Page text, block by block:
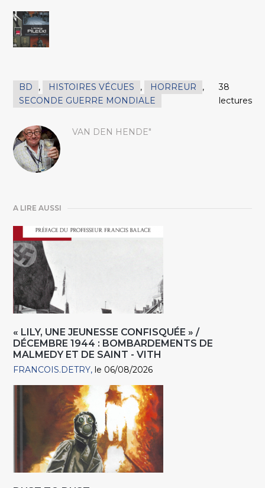
BD , HISTOIRES VÉCUES , HORREUR
,
SECONDE GUERRE MONDIALE
38
lectures
VAN DEN HENDE"
A LIRE AUSSI
« LILY, UNE JEUNESSE CONFISQUÉE » /
DÉCEMBRE 1944 : BOMBARDEMENTS DE
MALMEDY ET DE SAINT - VITH
FRANCOIS.DETRY le 06/08/2026